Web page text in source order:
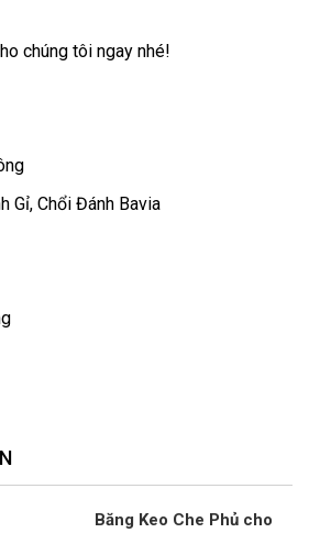
chúng tôi ngay nhé!
Gỉ, Chổi Đánh Bavia
Băng Keo Che Phủ cho